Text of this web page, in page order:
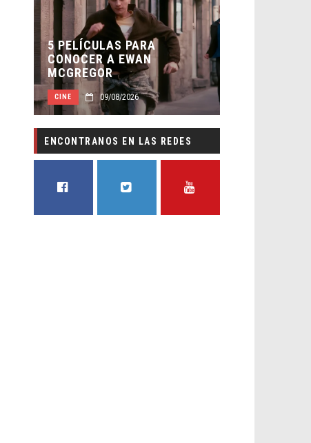
5 PELÍCULAS PARA
CONOCER A EWAN
MCGREGOR
CINE 09/08/2026
ENCONTRANOS EN LAS REDES